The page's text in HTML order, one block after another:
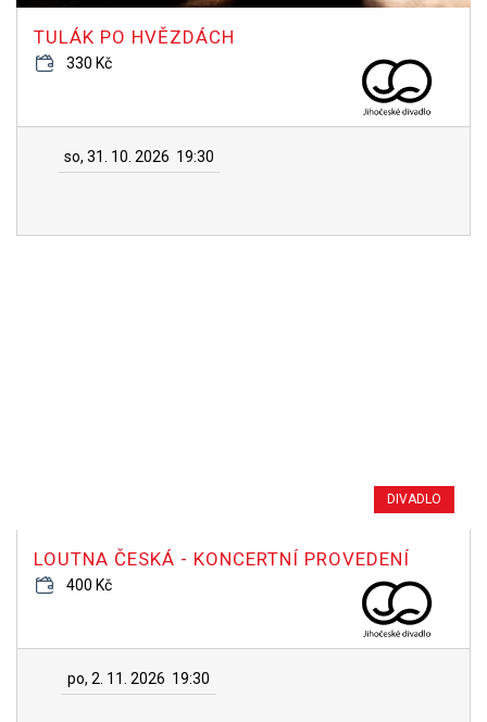
TULÁK PO HVĚZDÁCH
330 Kč
so, 31. 10. 2026 19:30
DIVADLO
LOUTNA ČESKÁ - KONCERTNÍ PROVEDENÍ
400 Kč
po, 2. 11. 2026 19:30